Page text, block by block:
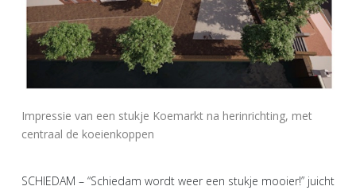
Impressie van een stukje Koemarkt na herinrichting, met
centraal de koeienkoppen
SCHIEDAM – “Schiedam wordt weer een stukje mooier!” juicht